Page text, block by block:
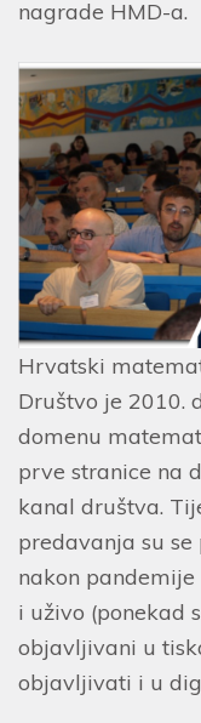
nagrade HMD-a.
Hrvatski
Društvo je 2010.
domenu
prve stranice na
kanal društva.
predavanja su
nakon
i uživo (ponekad
objavljivani u
objavljivati i u